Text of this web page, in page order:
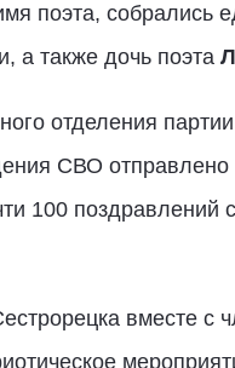
поэта, собрались
а также дочь поэта
отделения
СВО
100
вместе с